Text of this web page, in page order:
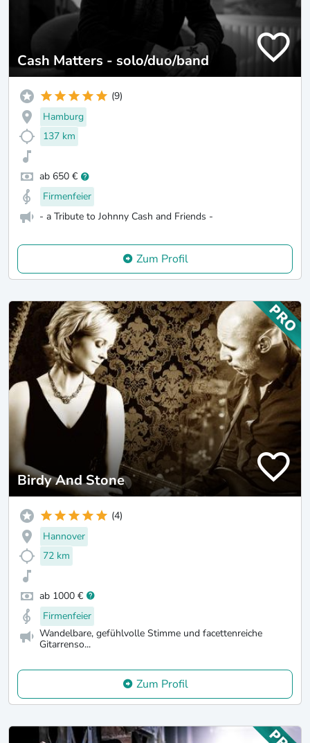
Cash Matters - solo/duo/band
(9)
Hamburg
137 km
ab 650 €
Firmenfeier
- a Tribute to Johnny Cash and Friends -
Zum Profil
Birdy And Stone
(4)
Hannover
72 km
ab 1000 €
Firmenfeier
Wandelbare, gefühlvolle Stimme und facettenreiche
Gitarrenso...
Zum Profil